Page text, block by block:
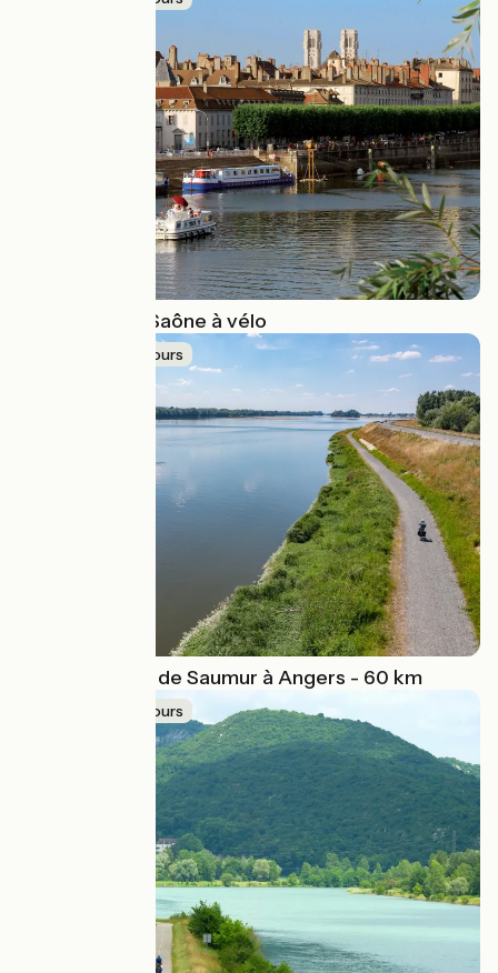
Du Doubs à la Saône à vélo
Idée de parcours
La Loire à Vélo de Saumur à Angers - 60 km
Idée de parcours